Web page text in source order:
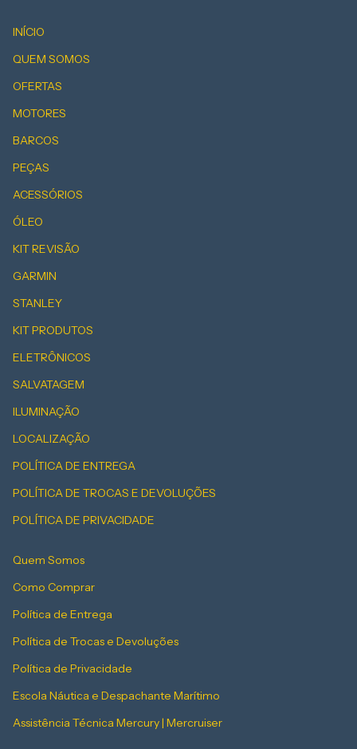
INÍCIO
QUEM SOMOS
OFERTAS
MOTORES
BARCOS
PEÇAS
ACESSÓRIOS
ÓLEO
KIT REVISÃO
GARMIN
STANLEY
KIT PRODUTOS
ELETRÔNICOS
SALVATAGEM
ILUMINAÇÃO
LOCALIZAÇÃO
POLÍTICA DE ENTREGA
POLÍTICA DE TROCAS E DEVOLUÇÕES
POLÍTICA DE PRIVACIDADE
Quem Somos
Como Comprar
Política de Entrega
Política de Trocas e Devoluções
Política de Privacidade
Escola Náutica e Despachante Marítimo
Assistência Técnica Mercury | Mercruiser